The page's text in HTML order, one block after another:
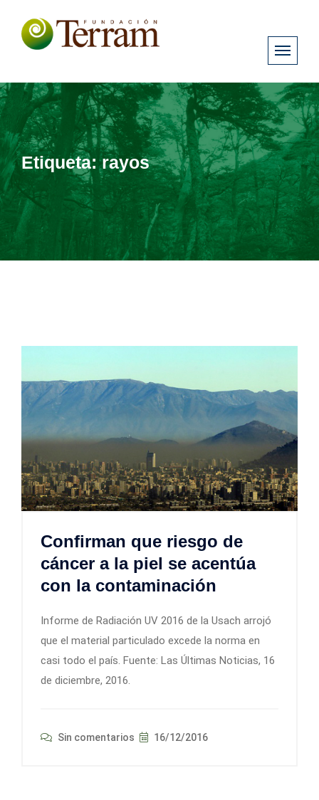
Etiqueta:rayos
Confirman que riesgo de
cáncer a la piel se acentúa
con la contaminación
Informe de Radiación UV 2016 de la Usach arrojó
que el material particulado excede la norma en
casi todo el país. Fuente: Las Últimas Noticias, 16
de diciembre, 2016.
Sin comentarios 16/12/2016